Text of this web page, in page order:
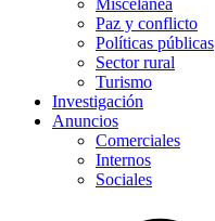
Miscelánea
Paz y conflicto
Políticas públicas
Sector rural
Turismo
Investigación
Anuncios
Comerciales
Internos
Sociales